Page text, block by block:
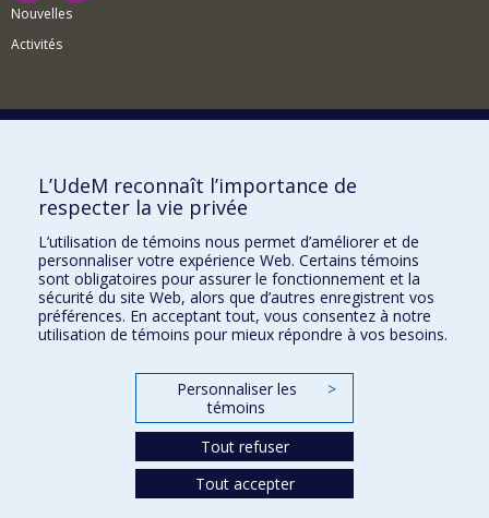
Nouvelles
Activités
Comment soutenir le Département?
BESOIN D'AIDE?
Plan du site
Signaler une erreur
Accessibilité
FACULTÉ DES ARTS ET DES SCIENCES
Nos départements et écoles
L’UdeM reconnaît l’importance de
respecter la vie privée
L’utilisation de témoins nous permet d’améliorer et de
personnaliser votre expérience Web. Certains témoins
sont obligatoires pour assurer le fonctionnement et la
sécurité du site Web, alors que d’autres enregistrent vos
préférences. En acceptant tout, vous consentez à notre
utilisation de témoins pour mieux répondre à vos besoins.
Personnaliser les
témoins
>
Tout refuser
Tout accepter